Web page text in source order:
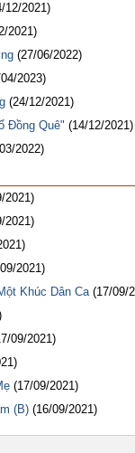
12/2021)
2021)
(27/06/2022)
2023)
(24/12/2021)
Đồng Quê" (14/12/2021)
2022)
2021)
2021)
2021)
Khúc Dân Ca (17/09/
09/2021)
(17/09/2021)
(B) (16/09/2021)